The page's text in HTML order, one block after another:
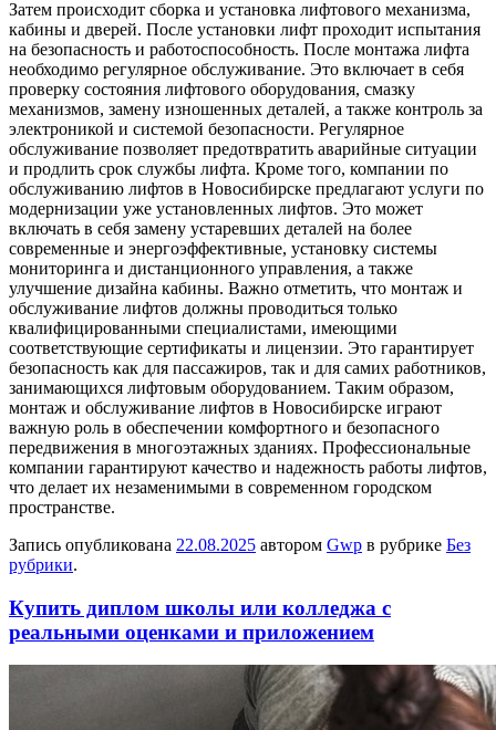
Затем происходит сборка и установка лифтового механизма,
кабины и дверей. После установки лифт проходит испытания
на безопасность и работоспособность. После монтажа лифта
необходимо регулярное обслуживание. Это включает в себя
проверку состояния лифтового оборудования, смазку
механизмов, замену изношенных деталей, а также контроль за
электроникой и системой безопасности. Регулярное
обслуживание позволяет предотвратить аварийные ситуации
и продлить срок службы лифта. Кроме того, компании по
обслуживанию лифтов в Новосибирске предлагают услуги по
модернизации уже установленных лифтов. Это может
включать в себя замену устаревших деталей на более
современные и энергоэффективные, установку системы
мониторинга и дистанционного управления, а также
улучшение дизайна кабины. Важно отметить, что монтаж и
обслуживание лифтов должны проводиться только
квалифицированными специалистами, имеющими
соответствующие сертификаты и лицензии. Это гарантирует
безопасность как для пассажиров, так и для самих работников,
занимающихся лифтовым оборудованием. Таким образом,
монтаж и обслуживание лифтов в Новосибирске играют
важную роль в обеспечении комфортного и безопасного
передвижения в многоэтажных зданиях. Профессиональные
компании гарантируют качество и надежность работы лифтов,
что делает их незаменимыми в современном городском
пространстве.
Запись опубликована 22.08.2025 автором Gwp в рубрике Без
рубрики.
Купить диплом школы или колледжа с
реальными оценками и приложением